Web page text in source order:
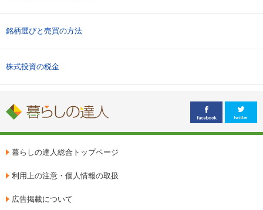
銘柄選びと売買の方法
株式投資の税金
暮らしの達人総合トップページ
利用上の注意・個人情報の取扱
広告掲載について